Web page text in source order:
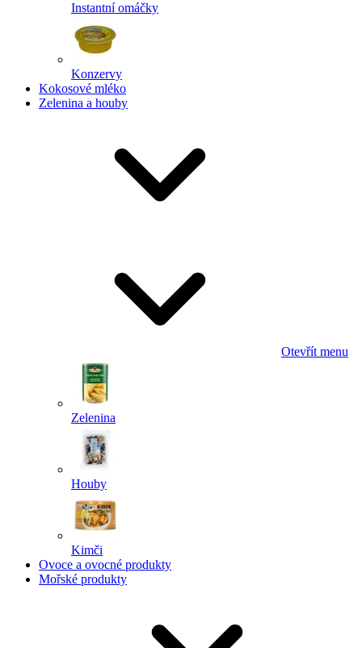
Instantní omáčky
Konzervy
Kokosové mléko
Zelenina a houby
Otevřít menu
Zelenina
Houby
Kimči
Ovoce a ovocné produkty
Mořské produkty